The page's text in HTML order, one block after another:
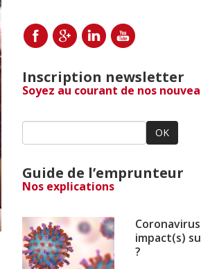
Inscription newsletter
Soyez au courant de nos
OK
Guide de l’emprunteur
Nos explications
impact(s)
?